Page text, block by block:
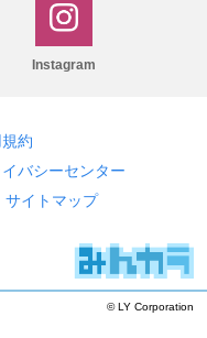
Instagram
約
バシーセンター
サイトマップ
© LY Corporation